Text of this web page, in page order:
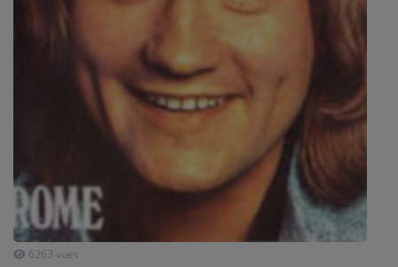
Se connecter
6263 vues